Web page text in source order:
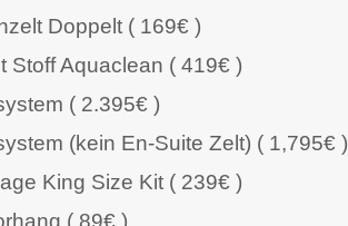
Doppelt ( 169€ )
Stoff Aquaclean ( 419€ )
( 2.395€ )
(kein En-Suite Zelt) ( 1,795€ )
King Size Kit ( 239€ )
( 89€ )